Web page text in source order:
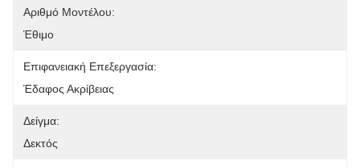
Αριθμό Μοντέλου:
Έθιμο
Επιφανειακή Επεξεργασία:
Έδαφος Ακρίβειας
Δείγμα:
Δεκτός